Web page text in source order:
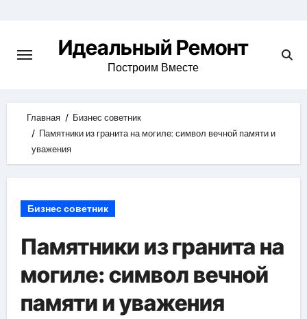
content
Идеальный Ремонт
Построим Вместе
Главная
Бизнес советник
Памятники из гранита на могиле: символ вечной памяти и
уважения
Бизнес советник
Памятники из гранита на
могиле: символ вечной
памяти и уважения